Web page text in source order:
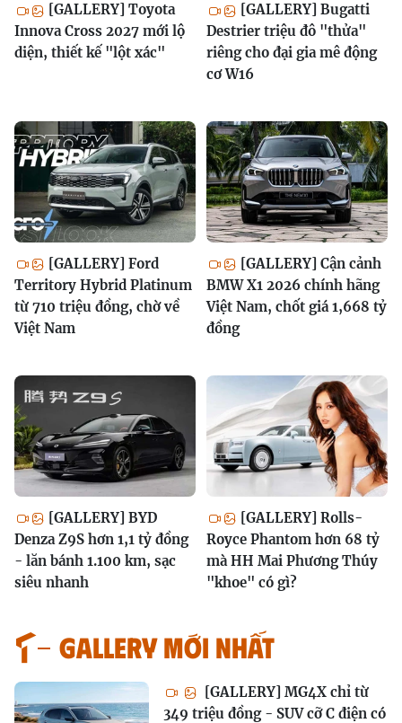
[GALLERY] Toyota
Innova Cross 2027 mới lộ
diện, thiết kế "lột xác"
[GALLERY] Bugatti
Destrier triệu đô "thửa"
riêng cho đại gia mê động
cơ W16
[GALLERY] Ford
Territory Hybrid Platinum
từ 710 triệu đồng, chờ về
Việt Nam
[GALLERY] Cận cảnh
BMW X1 2026 chính hãng
Việt Nam, chốt giá 1,668 tỷ
đồng
[GALLERY] BYD
Denza Z9S hơn 1,1 tỷ đồng
- lăn bánh 1.100 km, sạc
siêu nhanh
[GALLERY] Rolls-
Royce Phantom hơn 68 tỷ
mà HH Mai Phương Thúy
"khoe" có gì?
GALLERY MỚI NHẤT
[GALLERY] MG4X chỉ từ
349 triệu đồng - SUV cỡ C điện có